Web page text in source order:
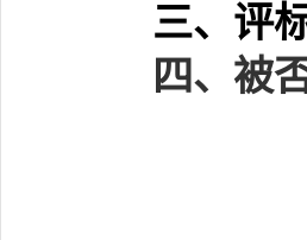
三、评
四、被